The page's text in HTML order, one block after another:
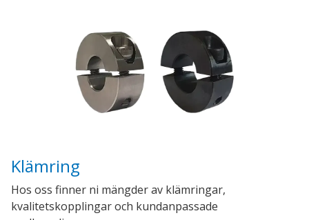
Klämring
Hos oss finner ni mängder av klämringar,
kvalitetskopplingar och kundanpassade